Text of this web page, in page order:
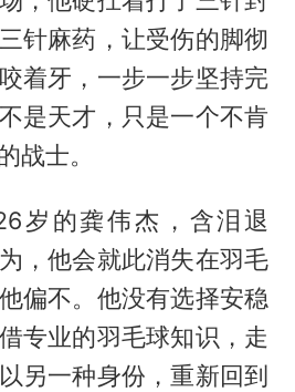
针麻药，让受伤的脚彻
着牙，一步一步坚持完
是天才，只是一个不肯
战士。
岁的龚伟杰，含泪退
，他会就此消失在羽毛
偏不。他没有选择安稳
专业的羽毛球知识，走
另一种身份，重新回到